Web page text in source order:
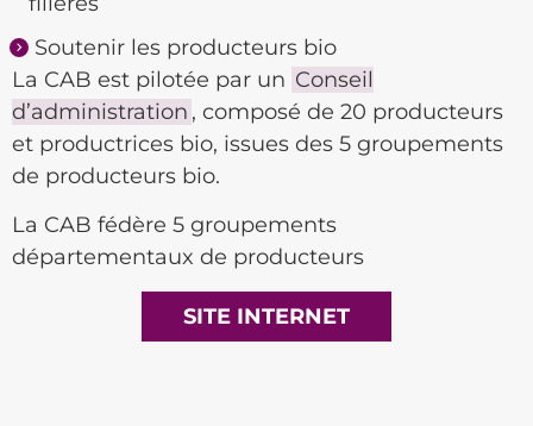
Soutenir les producteurs bio
La CAB est pilotée par un Conseil
d’administration , composé de 20 producteurs
et productrices bio, issues des 5 groupements
de producteurs bio.
La CAB fédère 5 groupements
départementaux de producteurs
SITE INTERNET